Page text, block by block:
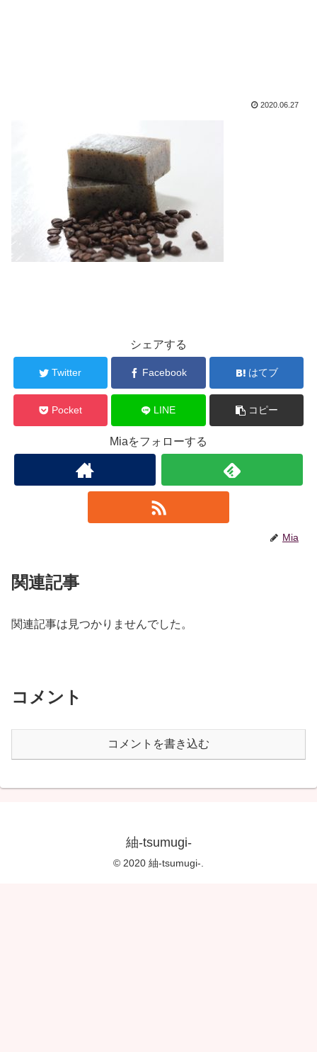
2020.06.27
シェアする
Twitter Facebook はてブ
Pocket LINE コピー
Miaをフォローする
Mia
関連記事
関連記事は見つかりませんでした。
コメント
コメントを書き込む
紬-tsumugi-
© 2020 紬-tsumugi-.